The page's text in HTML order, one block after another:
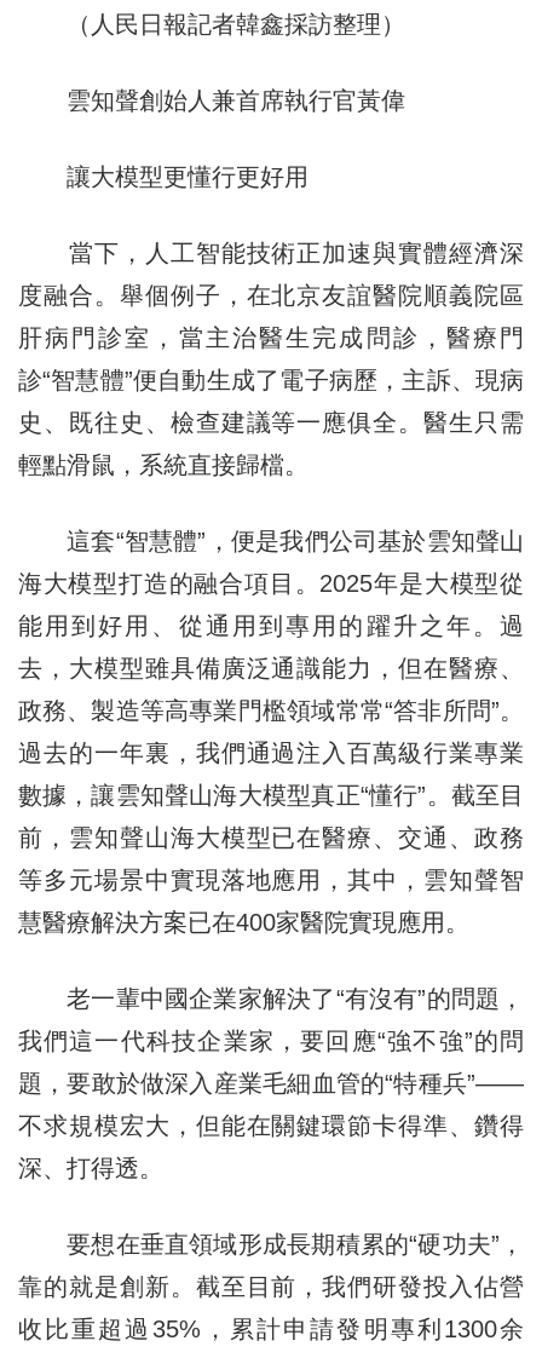
（人民日報記者韓鑫採訪整理）
雲知聲創始人兼首席執行官黃偉
讓大模型更懂行更好用
當下，人工智能技術正加速與實體經濟深
度融合。舉個例子，在北京友誼醫院順義院區
肝病門診室，當主治醫生完成問診，醫療門
診“智慧體”便自動生成了電子病歷，主訴、現病
史、既往史、檢查建議等一應俱全。醫生只需
輕點滑鼠，系統直接歸檔。
這套“智慧體”，便是我們公司基於雲知聲山
海大模型打造的融合項目。2025年是大模型從
能用到好用、從通用到專用的躍升之年。過
去，大模型雖具備廣泛通識能力，但在醫療、
政務、製造等高專業門檻領域常常“答非所問”。
過去的一年裏，我們通過注入百萬級行業專業
數據，讓雲知聲山海大模型真正“懂行”。截至目
前，雲知聲山海大模型已在醫療、交通、政務
等多元場景中實現落地應用，其中，雲知聲智
慧醫療解決方案已在400家醫院實現應用。
老一輩中國企業家解決了“有沒有”的問題，
我們這一代科技企業家，要回應“強不強”的問
題，要敢於做深入産業毛細血管的“特種兵”——
不求規模宏大，但能在關鍵環節卡得準、鑽得
深、打得透。
要想在垂直領域形成長期積累的“硬功夫”，
靠的就是創新。截至目前，我們研發投入佔營
收比重超過35%，累計申請發明專利1300余